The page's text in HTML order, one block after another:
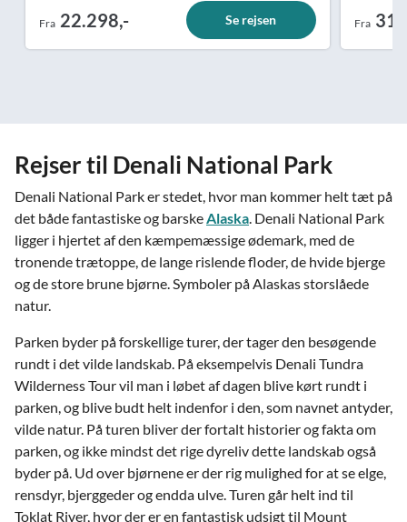
Fra 22.298,- Se rejsen Fra
Rejser til Denali National Park
Denali National Park er stedet, hvor man kommer helt tæt på
det både fantastiske og barskeAlaska. Denali National Park
ligger i hjertet af den kæmpemæssige ødemark, med de
tronende trætoppe, de lange rislende floder, de hvide bjerge
og de store brune bjørne. Symboler på Alaskas storslåede
natur.
Parken byder på forskellige turer, der tager den besøgende
rundt i det vilde landskab. På eksempelvis Denali Tundra
Wilderness Tour vil man i løbet af dagen blive kørt rundt i
parken, og blive budt helt indenfor i den, som navnet antyder,
vilde natur. På turen bliver der fortalt historier og fakta om
parken, og ikke mindst det rige dyreliv dette landskab også
byder på. Ud over bjørnene er der rig mulighed for at se elge,
rensdyr, bjerggeder og endda ulve. Turen går helt ind til
Toklat River, hvor der er en fantastisk udsigt til Mount